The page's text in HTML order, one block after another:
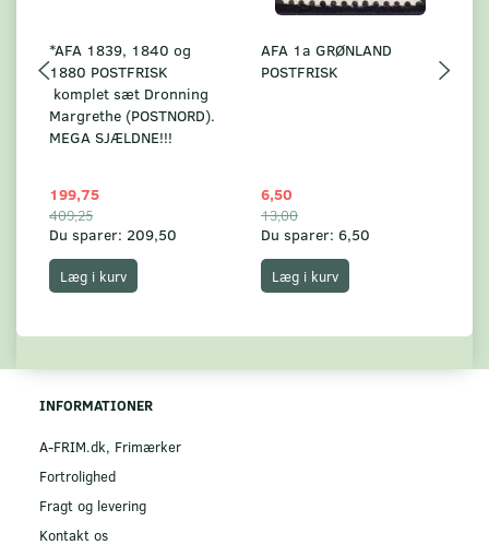
*AFA 1839, 1840 og
1880 POSTFRISK
komplet sæt Dronning
Margrethe (POSTNORD).
MEGA SJÆLDNE!!!
199,75
409,25
Du sparer: 209,50
Læg i kurv
AFA 1a GRØNLAND
POSTFRISK
6,50
13,00
Du sparer: 6,50
Læg i kurv
INFORMATIONER
A-FRIM.dk, Frimærker
Fortrolighed
Fragt og levering
Kontakt os